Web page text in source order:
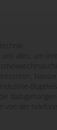
alles, um
von der